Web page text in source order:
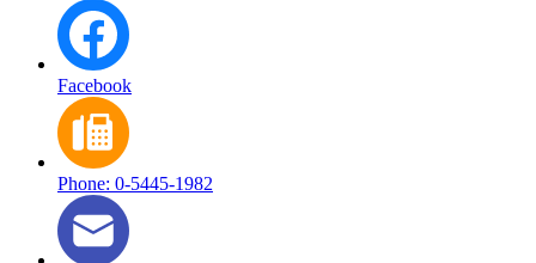
Facebook
Phone: 0-5445-1982